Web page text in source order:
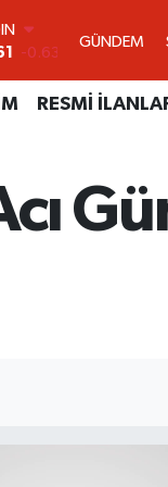
-0.63
-0.02
0.45
GÜNDEM
RESMİ